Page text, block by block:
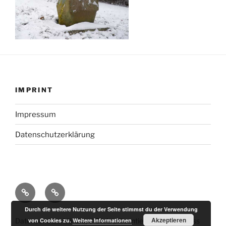
IMPRINT
Impressum
Datenschutzerklärung
ImpressumDatenschutzerklärung
Datenschutzerklärung Stolz präsentiert von WordPress
Durch die weitere Nutzung der Seite stimmst du der Verwendung
von Cookies zu.Weitere Informationen Akzeptieren